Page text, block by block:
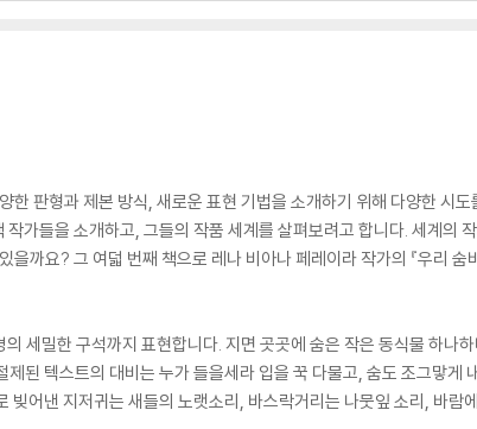
판형과 제본 방식, 새로운 표현 기법을 소개하기 위해 다양한 시도
가들을 소개하고, 그들의 작품 세계를 살펴보려고 합니다. 세계의
까요? 그 여덟 번째 책으로 레나 비아나 페레이라 작가의 『우리 숨
세밀한 구석까지 표현합니다. 지면 곳곳에 숨은 작은 동식물 하나
된 텍스트의 대비는 누가 들을세라 입을 꾹 다물고, 숨도 조그맣게
어낸 지저귀는 새들의 노랫소리, 바스락거리는 나뭇잎 소리, 바람